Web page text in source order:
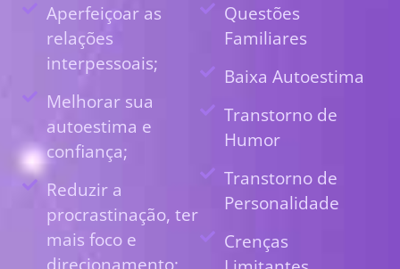
Aperfeiçoar as
relações
interpessoais;
Melhorar sua
autoestima e
confiança;
Reduzir a
procrastinação, ter
mais foco e
Questões
Familiares
Baixa Autoestima
Transtorno de
Humor
Transtorno de
Personalidade
Crenças